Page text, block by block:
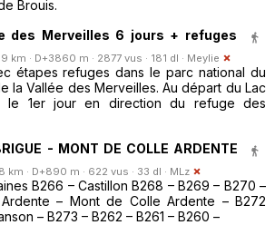
Brouis.
des Merveilles 6 jours + refuges
· D+3860 m · 2877 vus · 181 dl · Meylie
étapes refuges dans le parc national du
la Vallée des Merveilles. Au départ du Lac
le 1er jour en direction du refuge des
- MONT DE COLLE ARDENTE
· D+890 m · 622 vus · 33 dl · MLz
B266 – Castillon B268 – B269 – B270 –
– Mont de Colle Ardente – B272
– B273 – B262 – B261 – B260 –